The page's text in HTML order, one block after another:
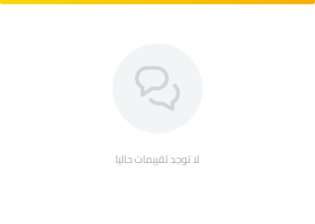
لا توجد تقييمات حاليا